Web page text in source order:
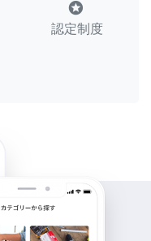
stars
認定制度